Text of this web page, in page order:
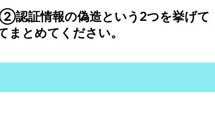
認証情報の偽造という2つを挙げて
とめてください。